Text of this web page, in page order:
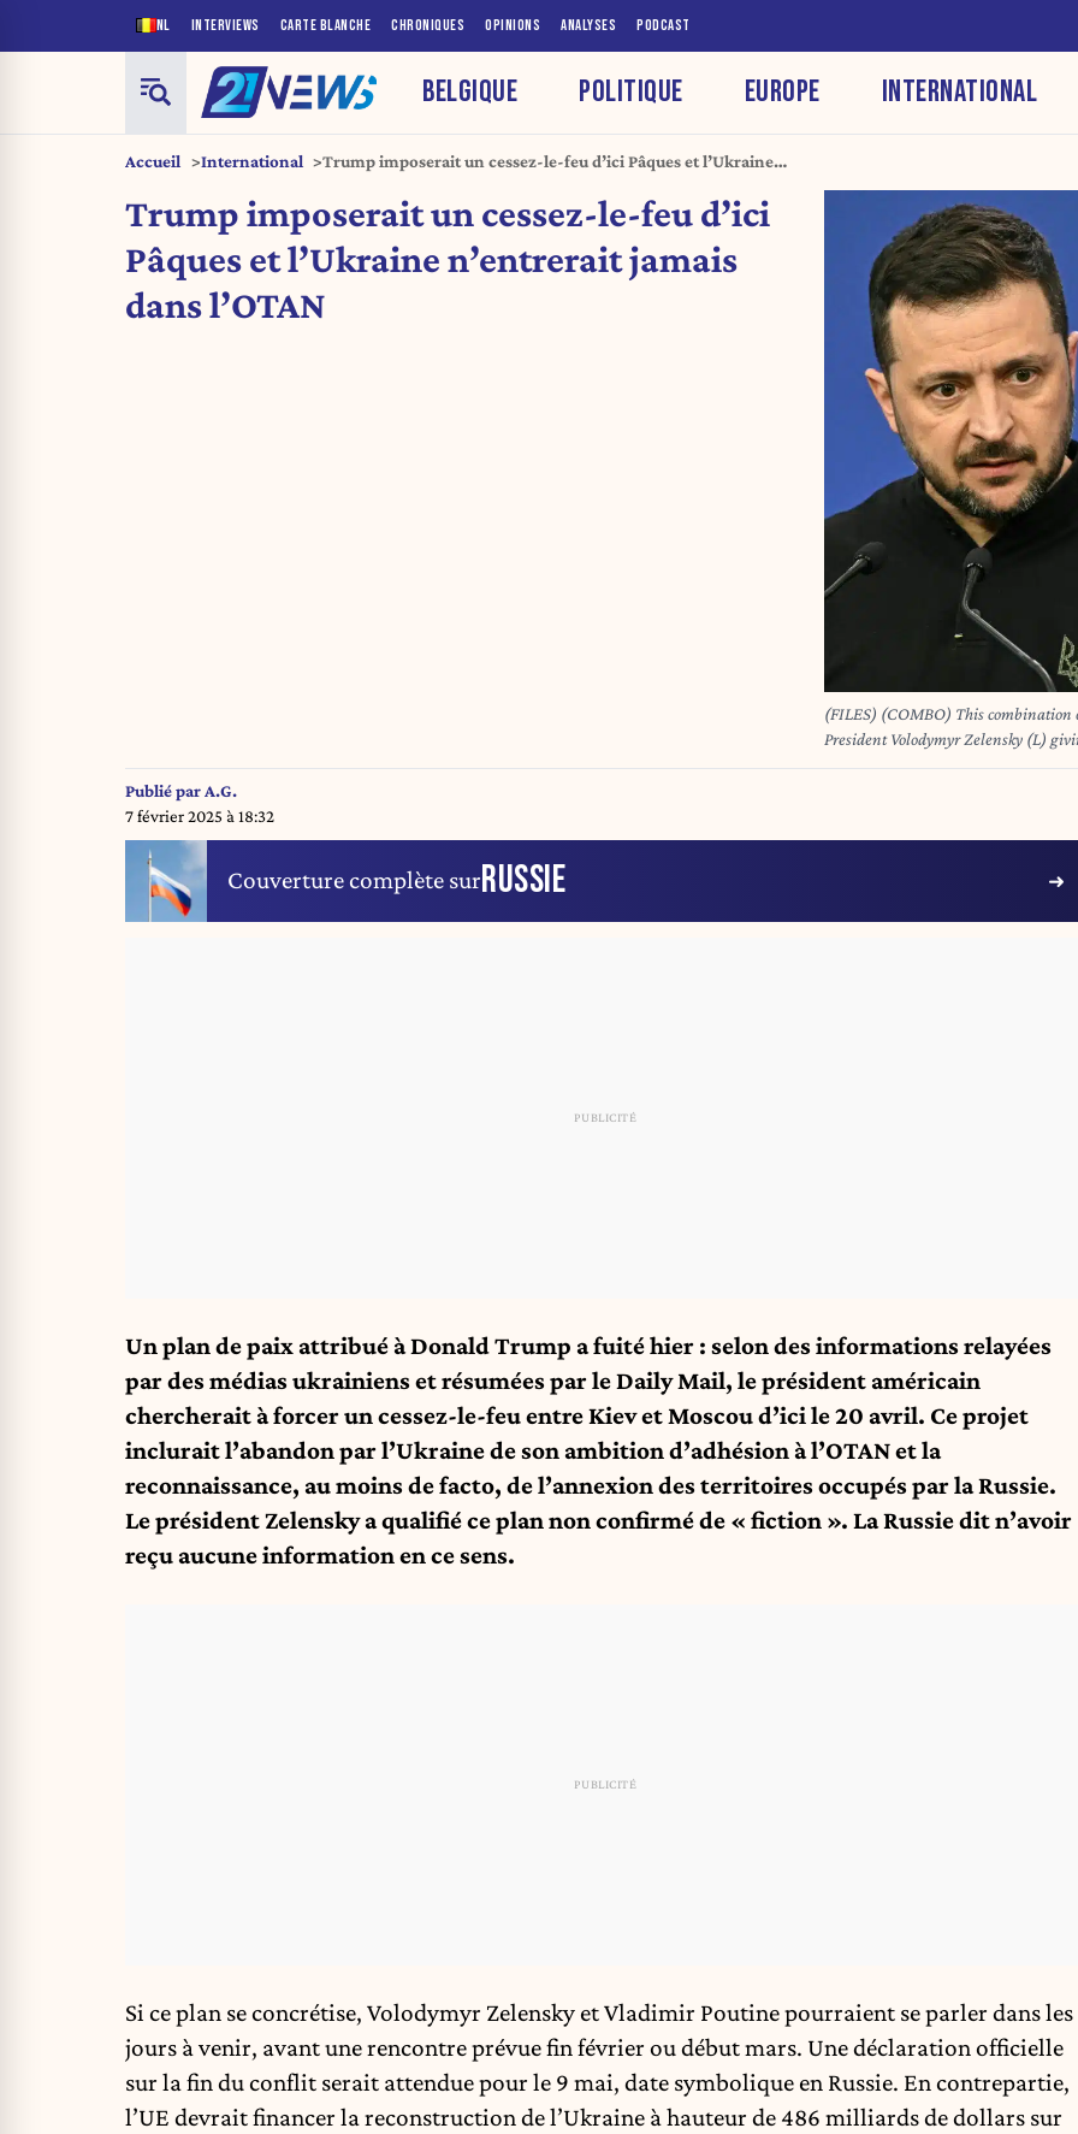
NL INTERVIEWS CARTE BLANCHE CHRONIQUES OPINIONS ANALYSES PODCAST
BELGIQUE POLITIQUE EUROPE INTERNATIONAL
Accueil International
Trump imposerait un cessez-le-feu d’ici Pâques et l’Ukraine
Trump imposerait un cessez-le-feu d’ici
Pâques et l’Ukraine n’entrerait jamais
dans l’OTAN
(FILES) (COMBO) This combination
President Volodymyr Zelensky (L)
Summit in Budapest, Hungary, on
House but is already thrusting
at least a known quantity to world
Publié parA.G.
7 février 2025 à 18:32
Couverture complète surRUSSIE
Un plan de paix attribué à Donald Trump a fuitéhier : selon des informations relayées
par des médias ukrainiens et résumées par le Daily Mail, le président américain
chercherait à forcer un cessez-le-feu entre Kiev et Moscou d’ici le 20 avril. Ce projet
inclurait l’abandon par l’Ukraine de son ambition d’adhésion à l’OTAN et la
reconnaissance, au moins de facto, de l’annexion des territoires occupés par la Russie.
Le président Zelensky a qualifié ce plan non confirmé de « fiction ». La Russie dit n’avoir
reçu aucune information en ce sens.
Si ce plan se concrétise, Volodymyr Zelensky et Vladimir Poutine pourraient se parler dans les
jours à venir, avant une rencontre prévue fin février ou début mars. Une déclaration officielle
sur la fin du conflit serait attendue pour le 9 mai, date symbolique en Russie. En contrepartie,
l’UE devrait financer la reconstruction de l’Ukraine à hauteur de 486 milliards de dollars sur